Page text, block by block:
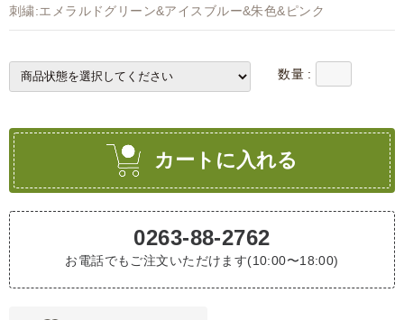
刺繍:エメラルドグリーン&アイスブルー&朱色&ピンク
数量 :
カートに入れる
0263-88-2762
お電話でもご注文いただけます(10:00〜18:00)